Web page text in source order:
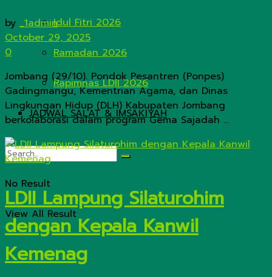
Idul Fitri 2026
Ramadan 2026
Rapimnas LDII 2026
JADWAL SALAT & IMSAKIYAH
No Result
View All Result
by _1admin
October 29, 2025
0
Jombang (29/10). Pondok Pesantren (Ponpes)
Gadingmangu, Kementrian Agama, dan Dinas
Lingkungan Hidup (DLH) Kabupaten Jombang
berkolaborasi dalam program Gema Sajadah ...
LDII Lampung Silaturohim
dengan Kepala Kanwil
Kemenag